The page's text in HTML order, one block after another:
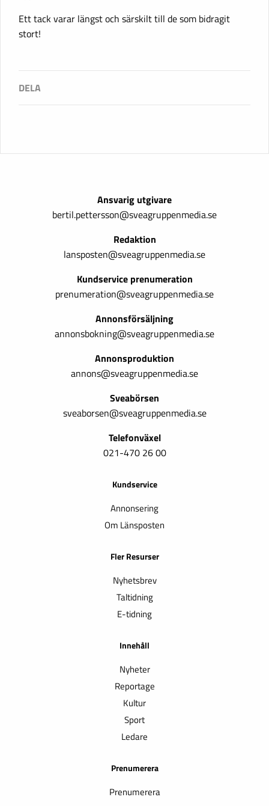
Ett tack varar längst och särskilt till de som bidragit
stort!
Ansvarig utgivare
bertil.pettersson@sveagruppenmedia.se
Redaktion
lansposten@sveagruppenmedia.se
Kundservice prenumeration
prenumeration@sveagruppenmedia.se
Annonsförsäljning
annonsbokning@sveagruppenmedia.se
Annonsproduktion
annons@sveagruppenmedia.se
Sveabörsen
sveaborsen@sveagruppenmedia.se
Telefonväxel
021-470 26 00
Kundservice
Annonsering
Om Länsposten
Fler Resurser
Nyhetsbrev
Taltidning
E-tidning
Innehåll
Nyheter
Reportage
Kultur
Sport
Ledare
Prenumerera
Prenumerera